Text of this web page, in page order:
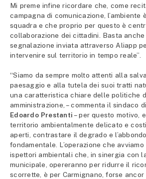
Mi preme infine ricordare che, come
campagna di comunicazione, l’ambiente
squadra e che proprio per questo è
collaborazione dei cittadini. Basta anche
segnalazione inviata attraverso Aliapp
intervenire sul territorio in tempo reale”.
“Siamo da sempre molto attenti alla
paesaggio e alla tutela dei suoi tratti
una caratteristica chiare delle politiche
amministrazione, – commenta il sindaco
Edoardo Prestanti– per questo motivo,
territorio ambientalmente delicato e
aperti, contrastare il degrado e
fondamentale. L’operazione che
ispettori ambientali che, in sinergia con
municipale, opereranno per ridurre il
scorrette, è per Carmignano, forse